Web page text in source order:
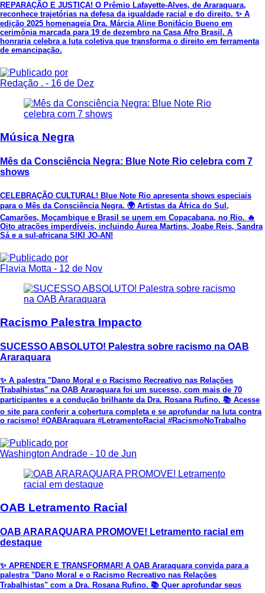
REPARAÇÃO E JUSTIÇA! O Prêmio Lafayette-Alves, de Araraquara,
reconhece trajetórias na defesa da igualdade racial e do direito. ✨ A
edição 2025 homenageia Dra. Márcia Aline Bonifácio Bueno em
cerimônia marcada para 19 de dezembro na Casa Afro Brasil. A
honraria celebra a luta coletiva que transforma o direito em ferramenta
de emancipação.
Redação . - 16 de Dez
Música Negra
Mês da Consciência Negra: Blue Note Rio celebra com 7
shows
CELEBRAÇÃO CULTURAL! Blue Note Rio apresenta shows especiais
para o Mês da Consciência Negra. 🌍 Artistas da África do Sul,
Camarões, Moçambique e Brasil se unem em Copacabana, no Rio. 🔥
Oito atrações imperdíveis, incluindo Áurea Martins, Joabe Reis, Sandra
Sá e a sul-africana SIKI JO-AN!
Flavia Motta - 12 de Nov
Racismo Palestra Impacto
SUCESSO ABSOLUTO! Palestra sobre racismo na OAB
Araraquara
✨ A palestra "Dano Moral e o Racismo Recreativo nas Relações
Trabalhistas" na OAB Araraquara foi um sucesso, com mais de 70
participantes e a condução brilhante da Dra. Rosana Rufino. 📚 Acesse
o site para conferir a cobertura completa e se aprofundar na luta contra
o racismo! #OABAraquara #LetramentoRacial #RacismoNoTrabalho
Washington Andrade - 10 de Jun
OAB Letramento Racial
OAB ARARAQUARA PROMOVE! Letramento racial em
destaque
✨ APRENDER E TRANSFORMAR! A OAB Araraquara convida para a
palestra "Dano Moral e o Racismo Recreativo nas Relações
Trabalhistas" com a Dra. Rosana Rufino. 📚 Quer aprofundar seus